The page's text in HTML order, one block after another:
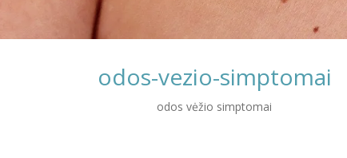
odos-vezio-simptomai
odos vėžio simptomai